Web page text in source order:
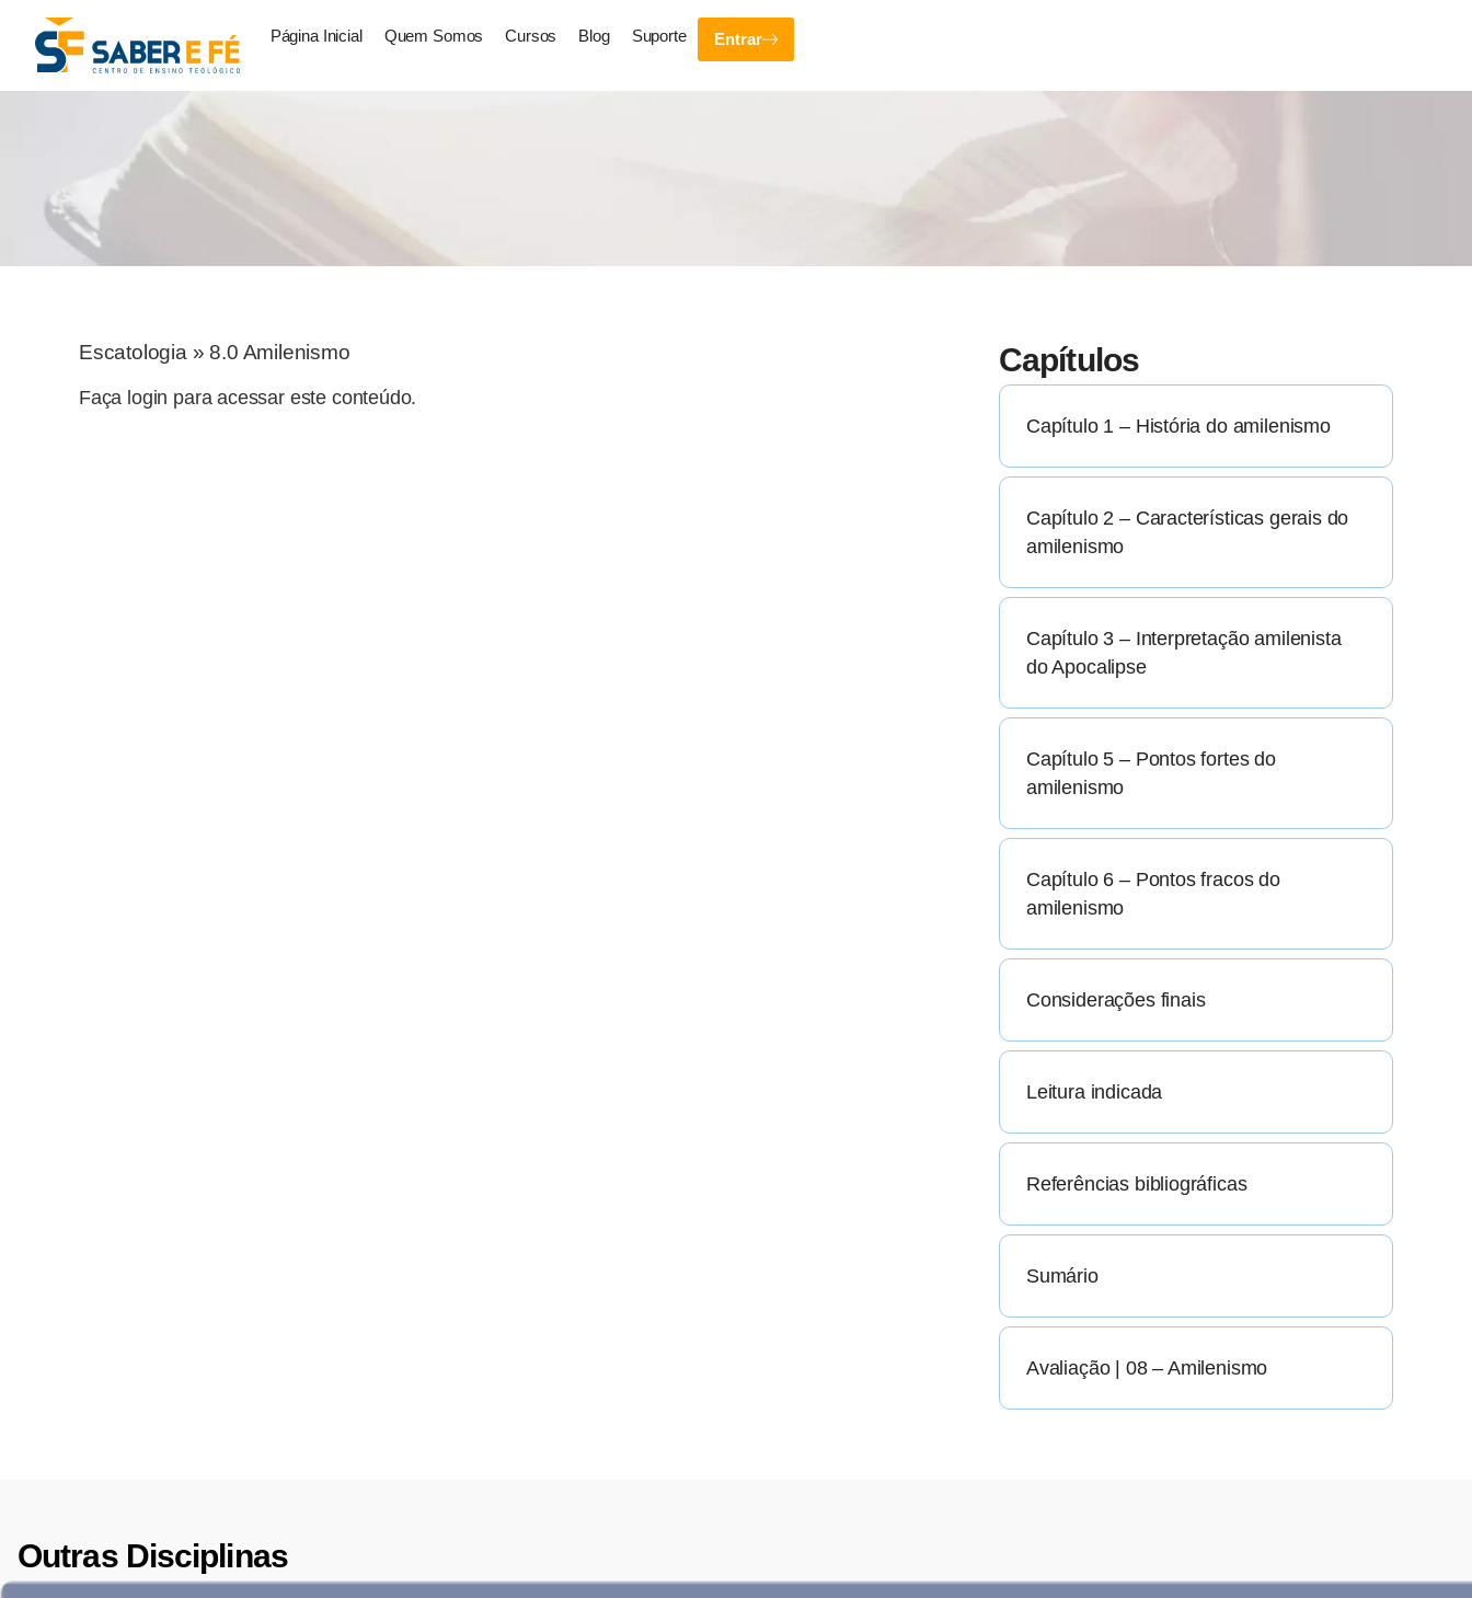
Página Inicial Quem Somos Cursos Blog Suporte Entrar
Escatologia » 8.0 Amilenismo
Faça login para acessar este conteúdo.
Capítulos
Capítulo 1 – História do amilenismo
Capítulo 2 – Características gerais do
amilenismo
Capítulo 3 – Interpretação amilenista
do Apocalipse
Capítulo 5 – Pontos fortes do
amilenismo
Capítulo 6 – Pontos fracos do
amilenismo
Considerações finais
Leitura indicada
Referências bibliográficas
Sumário
Avaliação | 08 – Amilenismo
Outras Disciplinas